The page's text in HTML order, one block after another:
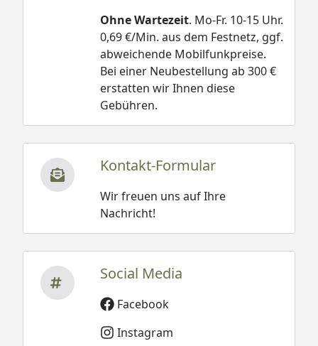
Garantiebestimmungen)
Bitte beachten Sie:
-Die Abbildungen zeigen ggf. Zubehör, welches nicht
im Lieferumfang enthalten ist.
-Bei den Bilder handelt es sich ggf. um
Beispieldarstellungen, die im Lieferumfang
enthaltenen Artikel können in Ihrer Beschaffenheit
abweichen. Fragen Sie im Zweifelsfall einfach unsere
Kundenberater!
Ohne Wartezeit. Mo-Fr. 10-15 Uhr.
0,69 €/Min. aus dem Festnetz, ggf.
abweichende Mobilfunkpreise.
Bei einer Neubestellung ab 300 €
erstatten wir Ihnen diese
Gebühren.
Kontakt-Formular
Wir freuen uns auf Ihre
Nachricht!
Social Media
Facebook
Instagram